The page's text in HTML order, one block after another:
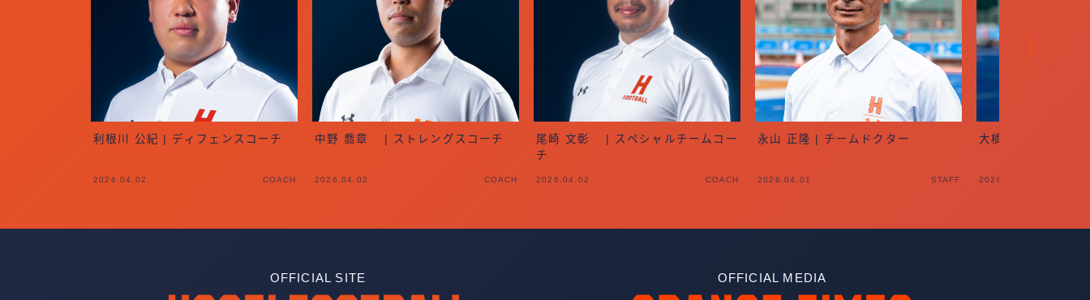
利根川 公紀 | ディフェンスコーチ
2026.04.02 COACH
中野 喬章 | ストレングスコーチ
2026.04.02 COACH
尾崎 文彰 | スペシャルチームコー
チ
2026.04.02 COACH
永山 正隆 | チームドクター
2026.04.01 STAFF
大橋 佳哉 | シニア
2026.04.01
OFFICIAL SITE OFFICIAL MEDIA